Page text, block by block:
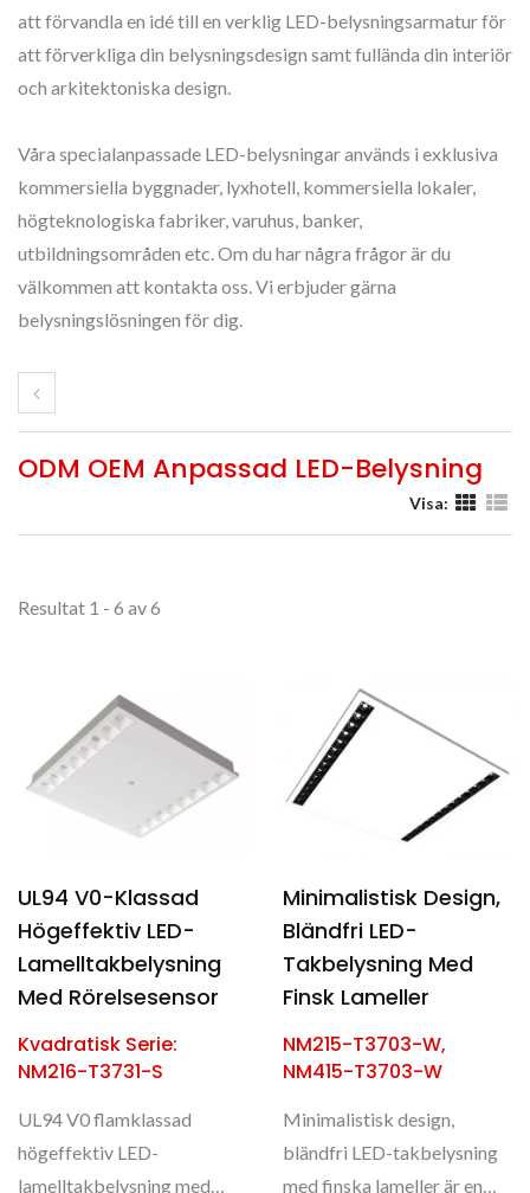
att förvandla en idé till en verklig LED-belysningsarmatur för
att förverkliga din belysningsdesign samt fullända din interiör
och arkitektoniska design.
Våra specialanpassade LED-belysningar används i exklusiva
kommersiella byggnader, lyxhotell, kommersiella lokaler,
högteknologiska fabriker, varuhus, banker,
utbildningsområden etc. Om du har några frågor är du
välkommen att kontakta oss. Vi erbjuder gärna
belysningslösningen för dig.
ODM OEM Anpassad LED-Belysning
Visa:
Resultat 1 - 6 av 6
UL94 V0-Klassad
Högeffektiv LED-
Lamelltakbelysning
Med Rörelsesensor
Kvadratisk Serie:
NM216-T3731-S
UL94 V0 flamklassad
högeffektiv LED-
lamelltakbelysning med
Minimalistisk Design,
Bländfri LED-
Takbelysning Med
Finsk Lameller
NM215-T3703-W,
NM415-T3703-W
Minimalistisk design,
bländfri LED-takbelysning
med finska lameller är en